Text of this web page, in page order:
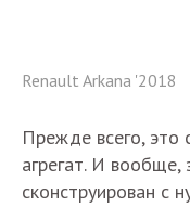
Renault Arkana '2018
Прежде всего, это
агрегат. И
сконструирован с